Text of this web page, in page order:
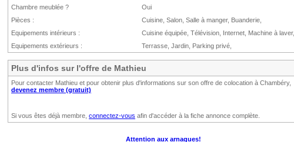
Chambre meublée ?
Oui
Pièces :
Cuisine, Salon, Salle à manger, Buanderie,
Equipements intérieurs :
Cuisine équipée, Télévision, Internet, Machine à laver,
Equipements extérieurs :
Terrasse, Jardin, Parking privé,
Plus d'infos sur l'offre de Mathieu
Pour contacter Mathieu et pour obtenir plus d'informations sur son offre de colocation à Chambéry,
devenez membre (gratuit)
Si vous êtes déjà membre, connectez-vous afin d'accéder à la fiche annonce complète.
Attention aux arnaques!